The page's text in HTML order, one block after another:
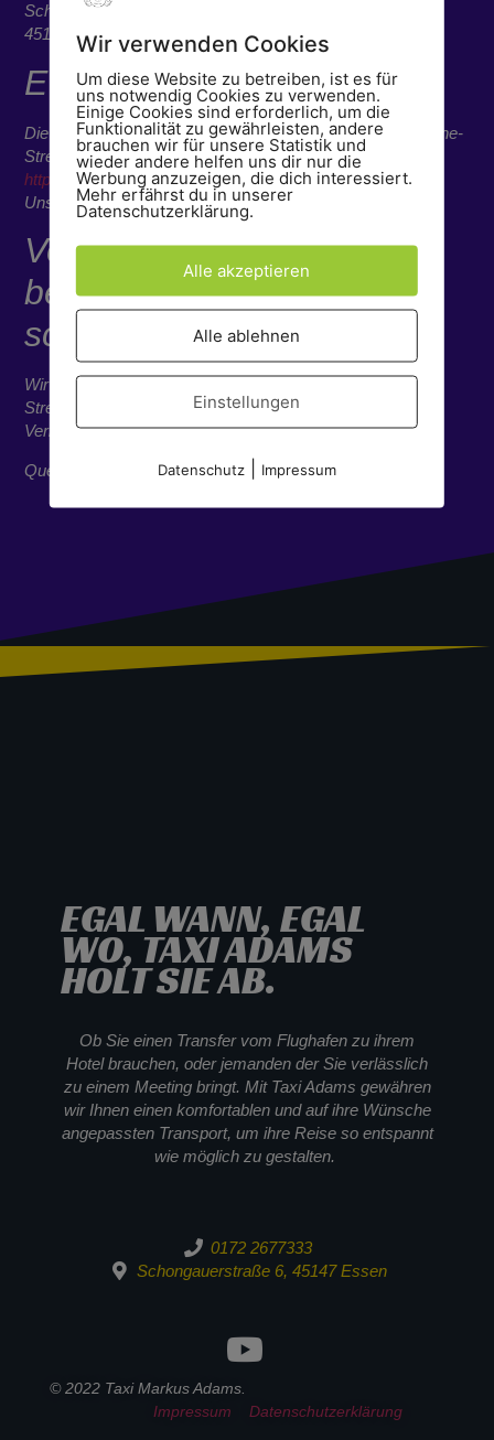
Schongauerstr. 6
45147 Essen
EU-Streitschlichtung
Die Europäische Kommission stellt eine Plattform zur Online-
Streitbeilegung (OS) bereit:
https://ec.europa.eu/consumers/odr/.
Unsere E-Mail-Adresse finden Sie oben im Impressum.
Verbraucher­streit­
beilegung/Universal­
schlichtungs­stelle
Wir sind nicht bereit oder verpflichtet, an
Streitbeilegungsverfahren vor einer
Verbraucherschlichtungsstelle teilzunehmen.
Quelle: e-recht24.de
EGAL WANN, EGAL
WO, TAXI ADAMS
HOLT SIE AB.
Ob Sie einen Transfer vom Flughafen zu ihrem
Hotel brauchen, oder jemanden der Sie verlässlich
zu einem Meeting bringt. Mit Taxi Adams gewähren
wir Ihnen einen komfortablen und auf ihre Wünsche
angepassten Transport, um ihre Reise so entspannt
wie möglich zu gestalten.
0172 2677333
Schongauerstraße 6, 45147 Essen
© 2022 Taxi Markus Adams.
Impressum
Datenschutzerklärung
Wir verwenden Cookies
Um diese Website zu betreiben, ist es für
uns notwendig Cookies zu verwenden.
Einige Cookies sind erforderlich, um die
Funktionalität zu gewährleisten, andere
brauchen wir für unsere Statistik und
wieder andere helfen uns dir nur die
Werbung anzuzeigen, die dich interessiert.
Mehr erfährst du in unserer
Datenschutzerklärung.
Alle akzeptieren
Alle ablehnen
Einstellungen
Datenschutz| Impressum